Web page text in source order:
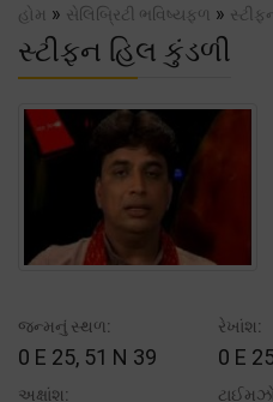
હોમ » સેલિબ્રિટી ભવિષ્યફળ »
સ્ટીફન હિલ કુંડળી
જન્મનું સ્થળ:
0 E 25, 51 N 39
રેખાંશ:
0 E
અક્ષાંશ: